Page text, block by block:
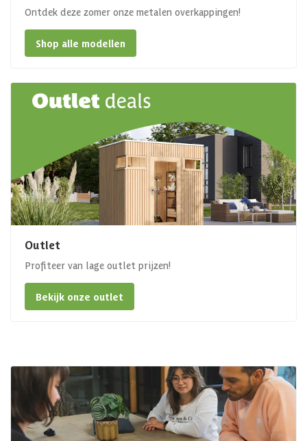
Ontdek deze zomer onze metalen overkappingen!
Shop alle modellen
Outlet
Profiteer van lage outlet prijzen!
Bekijk onze outlet